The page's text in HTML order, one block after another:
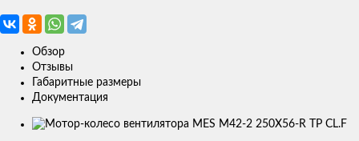
Обзор
Отзывы
Габаритные размеры
Документация
Изображения